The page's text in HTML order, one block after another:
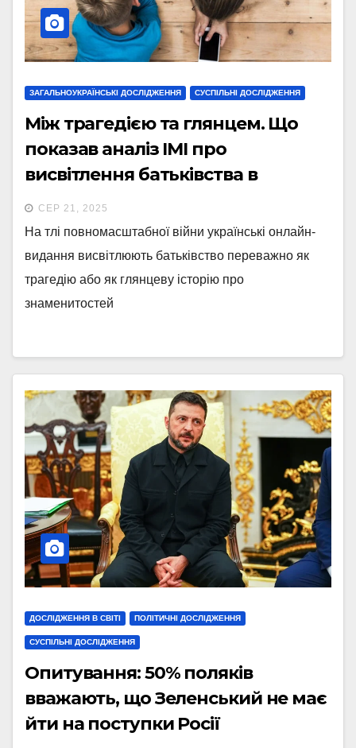
ЗАГАЛЬНОУКРАЇНСЬКІ ДОСЛІДЖЕННЯ СУСПІЛЬНІ ДОСЛІДЖЕННЯ
Між трагедією та глянцем. Що
показав аналіз ІМІ про
висвітлення батьківства в
українських медіа
СЕР 21, 2025
На тлі повномасштабної війни українські онлайн-
видання висвітлюють батьківство переважно як
трагедію або як глянцеву історію про
знаменитостей
ДОСЛІДЖЕННЯ В СВІТІ ПОЛІТИЧНІ ДОСЛІДЖЕННЯ
СУСПІЛЬНІ ДОСЛІДЖЕННЯ
Опитування: 50% поляків
вважають, що Зеленський не має
йти на поступки Росії